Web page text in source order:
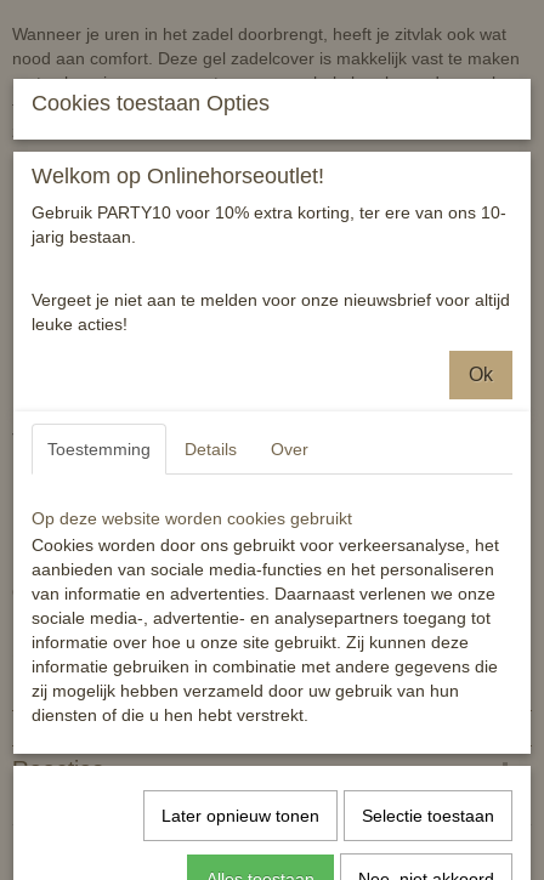
Wanneer je uren in het zadel doorbrengt, heeft je zitvlak ook wat
nood aan comfort. Deze gel zadelcover is makkelijk vast te maken
met velcro riemen en zorgt voor een schokabsorberend gevoel
tijdens je volgende rit. Spaar je zitvlak met dit must have
Eigenschappen:
Zachte gel zadelcover voor een comfortabele rit
Velcro sluitingen
Technische omschrijving:
Materialen: Gel met PU cover.
ONE SIZE
Specificaties
Productcode 6438076353951
Reacties
Cookies toestaan Opties
Welkom op Onlinehorseoutlet!
Gebruik PARTY10 voor 10% extra korting, ter ere van ons 10-
jarig bestaan.
Vergeet je niet aan te melden voor onze nieuwsbrief voor altijd
leuke acties!
Ok
Toestemming Details Over
Op deze website worden cookies gebruikt
Cookies worden door ons gebruikt voor verkeersanalyse, het
aanbieden van sociale media-functies en het personaliseren
van informatie en advertenties. Daarnaast verlenen we onze
sociale media-, advertentie- en analysepartners toegang tot
informatie over hoe u onze site gebruikt. Zij kunnen deze
informatie gebruiken in combinatie met andere gegevens die
zij mogelijk hebben verzameld door uw gebruik van hun
diensten of die u hen hebt verstrekt.
Later opnieuw tonen Selectie toestaan